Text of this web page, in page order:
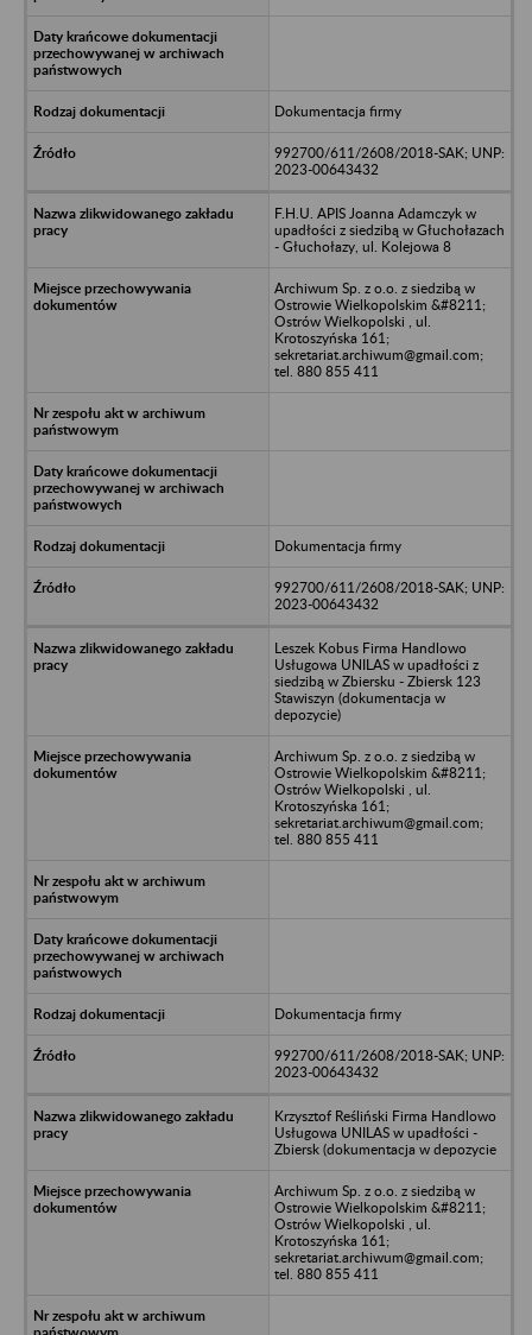
Dokumentacja firmy
992700/611/2608/2018-SAK; UNP:
2023-00643432
F.H.U. APIS Joanna Adamczyk w
upadłości z siedzibą w Głuchołazach
- Głuchołazy, ul. Kolejowa 8
Archiwum Sp. z o.o. z siedzibą w
Ostrowie Wielkopolskim &#8211;
Ostrów Wielkopolski , ul.
Krotoszyńska 161;
sekretariat.archiwum@gmail.com;
tel. 880 855 411
Dokumentacja firmy
992700/611/2608/2018-SAK; UNP:
2023-00643432
Leszek Kobus Firma Handlowo
Usługowa UNILAS w upadłości z
siedzibą w Zbiersku - Zbiersk 123
Stawiszyn (dokumentacja w
depozycie)
Archiwum Sp. z o.o. z siedzibą w
Ostrowie Wielkopolskim &#8211;
Ostrów Wielkopolski , ul.
Krotoszyńska 161;
sekretariat.archiwum@gmail.com;
tel. 880 855 411
Dokumentacja firmy
992700/611/2608/2018-SAK; UNP:
2023-00643432
Krzysztof Reśliński Firma Handlowo
Usługowa UNILAS w upadłości -
Zbiersk (dokumentacja w depozycie
Archiwum Sp. z o.o. z siedzibą w
Ostrowie Wielkopolskim &#8211;
Ostrów Wielkopolski , ul.
Krotoszyńska 161;
sekretariat.archiwum@gmail.com;
tel. 880 855 411